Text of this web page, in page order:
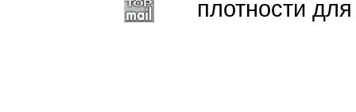
плотности